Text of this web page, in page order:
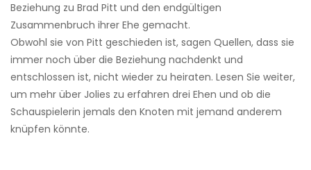
Beziehung zu Brad Pitt und den endgültigen
Zusammenbruch ihrer Ehe gemacht.
Obwohl sie von Pitt geschieden ist, sagen Quellen, dass sie
immer noch über die Beziehung nachdenkt und
entschlossen ist, nicht wieder zu heiraten. Lesen Sie weiter,
um mehr über Jolies zu erfahren drei Ehen und ob die
Schauspielerin jemals den Knoten mit jemand anderem
knüpfen könnte.